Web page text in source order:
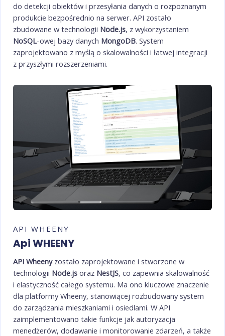
do detekcji obiektów i przesyłania danych o rozpoznanym
produkcie bezpośrednio na serwer. API zostało
zbudowane w technologii Node.js, z wykorzystaniem
NoSQL-owej bazy danych MongoDB. System
zaprojektowano z myślą o skalowalności i łatwej integracji
z przyszłymi rozszerzeniami.
API WHEENY
Api WHEENY
API Wheenyzostało zaprojektowane i stworzone w
technologii Node.js oraz NestJS, co zapewnia skalowalność
i elastyczność całego systemu. Ma ono kluczowe znaczenie
dla platformy Wheeny, stanowiącej rozbudowany system
do zarządzania mieszkaniami i osiedlami. W API
zaimplementowano takie funkcje jak autoryzacja
menedżerów, dodawanie i monitorowanie zdarzeń, a także